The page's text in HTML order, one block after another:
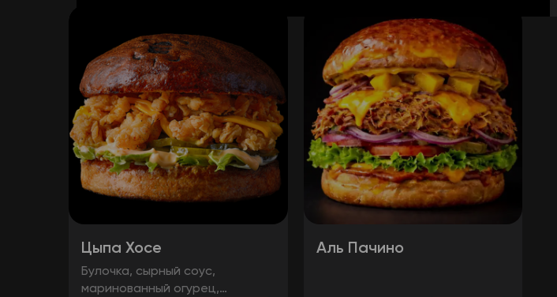
Цыпа Хосе
Булочка, сырный соус,
маринованный огурец,
Аль Пачино